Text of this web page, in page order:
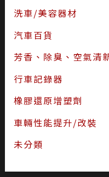
洗車/美容器材
汽車百貨
芳香、除臭、空氣清
行車記錄器
橡膠還原增塑劑
車輛性能提升/改裝
未分類